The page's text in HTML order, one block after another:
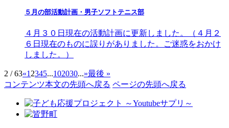
５月の部活動計画・男子ソフトテニス部
４月３０日現在の活動計画に更新しました。（４月２
６日現在のものに誤りがありました。ご迷惑をおかけ
しました。）
2 / 63«1 2345...102030...»最後 »
コンテンツ本文の先頭へ戻る ページの先頭へ戻る